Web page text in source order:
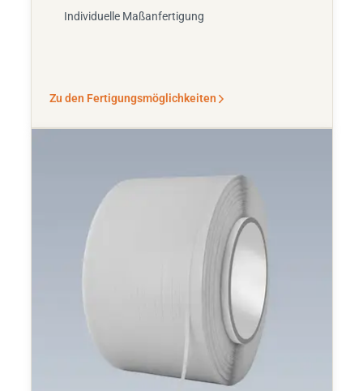
Individuelle Maßanfertigung
Zu den Fertigungsmöglichkeiten